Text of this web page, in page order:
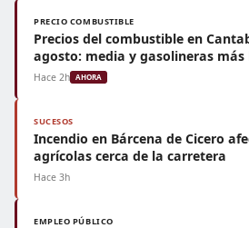
PRECIO COMBUSTIBLE
Precios del combustible en
agosto: media y gasolineras
Hace 2h AHORA
SUCESOS
Incendio en Bárcena de Cicero
agrícolas cerca de la carretera
Hace 3h
EMPLEO PÚBLICO